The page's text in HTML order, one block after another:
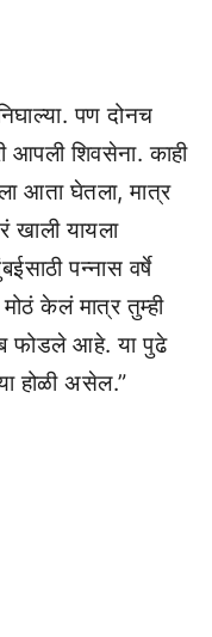
पण दोनच
आपली शिवसेना. काही
आता घेतला, मात्र
खाली यायला
पन्नास वर्षे
केलं मात्र तुम्ही
फोडले आहे. या पुढे
होळी असेल.”